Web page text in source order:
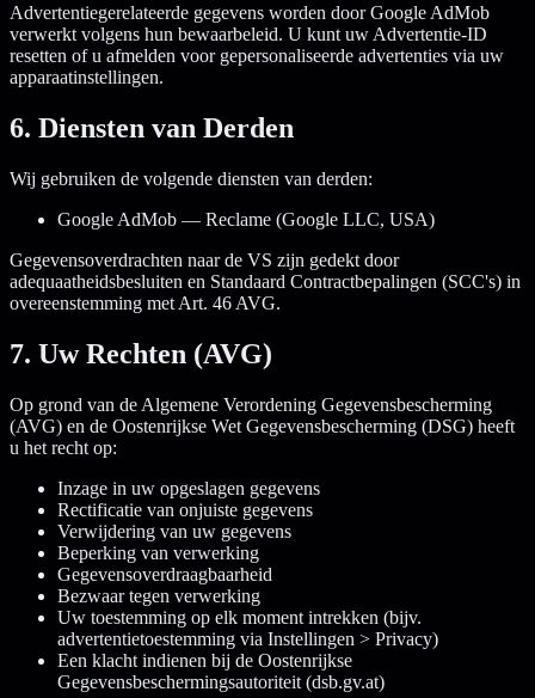
Advertentiegerelateerde gegevens worden door Google AdMob
verwerkt volgens hun bewaarbeleid. U kunt uw Advertentie-ID
resetten of u afmelden voor gepersonaliseerde advertenties via uw
apparaatinstellingen.
6. Diensten van Derden
Wij gebruiken de volgende diensten van derden:
Google AdMob — Reclame (Google LLC, USA)
Gegevensoverdrachten naar de VS zijn gedekt door
adequaatheidsbesluiten en Standaard Contractbepalingen (SCC's) in
overeenstemming met Art. 46 AVG.
7. Uw Rechten (AVG)
Op grond van de Algemene Verordening Gegevensbescherming
(AVG) en de Oostenrijkse Wet Gegevensbescherming (DSG) heeft
u het recht op:
Inzage in uw opgeslagen gegevens
Rectificatie van onjuiste gegevens
Verwijdering van uw gegevens
Beperking van verwerking
Gegevensoverdraagbaarheid
Bezwaar tegen verwerking
Uw toestemming op elk moment intrekken (bijv.
advertentietoestemming via Instellingen > Privacy)
Een klacht indienen bij de Oostenrijkse
Gegevensbeschermingsautoriteit (dsb.gv.at)